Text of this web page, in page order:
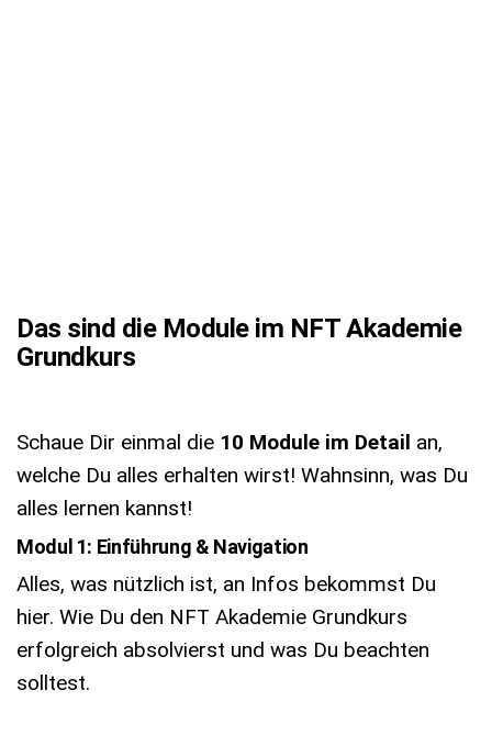
Das sind die Module im NFT Akademie
Grundkurs
Schaue Dir einmal die 10 Module im Detail an,
welche Du alles erhalten wirst! Wahnsinn, was Du
alles lernen kannst!
Modul 1: Einführung & Navigation
Alles, was nützlich ist, an Infos bekommst Du
hier. Wie Du den NFT Akademie Grundkurs
erfolgreich absolvierst und was Du beachten
solltest.